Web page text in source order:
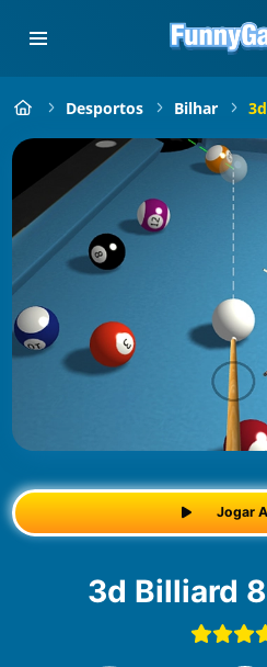
Desportos Bilhar
Jogar
3d Billiard